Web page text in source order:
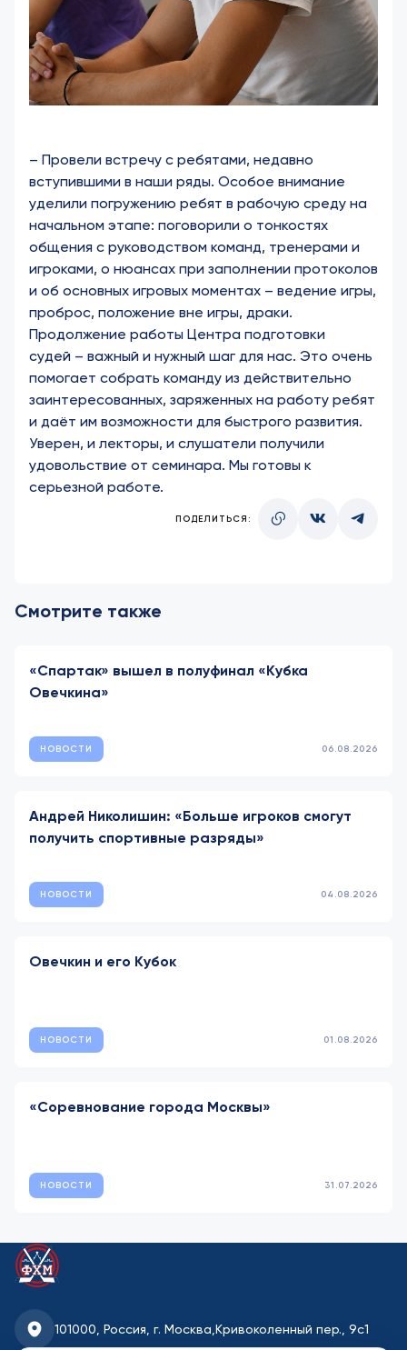
– Провели встречу с ребятами, недавно
вступившими в наши ряды. Особое внимание
уделили погружению ребят в рабочую среду на
начальном этапе: поговорили о тонкостях
общения с руководством команд, тренерами и
игроками, о нюансах при заполнении протоколов
и об основных игровых моментах – ведение игры,
проброс, положение вне игры, драки.
Продолжение работы Центра подготовки
судей – важный и нужный шаг для нас. Это очень
помогает собрать команду из действительно
заинтересованных, заряженных на работу ребят
и даёт им возможности для быстрого развития.
Уверен, и лекторы, и слушатели получили
удовольствие от семинара. Мы готовы к
серьезной работе.
ПОДЕЛИТЬСЯ:
Смотрите также
«Спартак» вышел в полуфинал «Кубка
Овечкина»
НОВОСТИ 06.08.2026
Андрей Николишин: «Больше игроков смогут
получить спортивные разряды»
НОВОСТИ 04.08.2026
Овечкин и его Кубок
НОВОСТИ 01.08.2026
«Соревнование города Москвы»
НОВОСТИ 31.07.2026
101000, Россия, г. Москва, Кривоколенный пер., 9с1